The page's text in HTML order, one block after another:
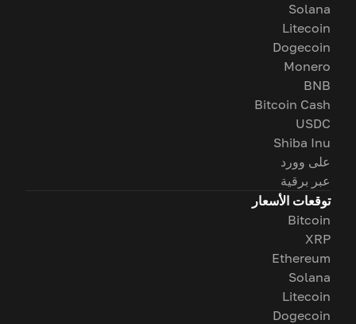
Solana
Litecoin
Dogecoin
Monero
BNB
Bitcoin Cash
USDC
Shiba Inu
على وورد
عبر برقية
توقعات الأسعار
Bitcoin
XRP
Ethereum
Solana
Litecoin
Dogecoin